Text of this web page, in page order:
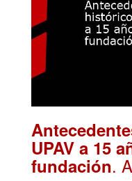
UPAV a 15
fundación.